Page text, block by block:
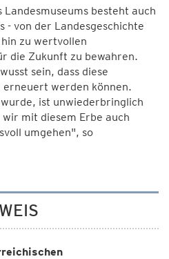
besteht auch
- von der Landesgeschichte
zu wertvollen
die Zukunft zu bewahren.
sein, dass diese
werden können.
ist unwiederbringlich
mit diesem Erbe auch
umgehen", so